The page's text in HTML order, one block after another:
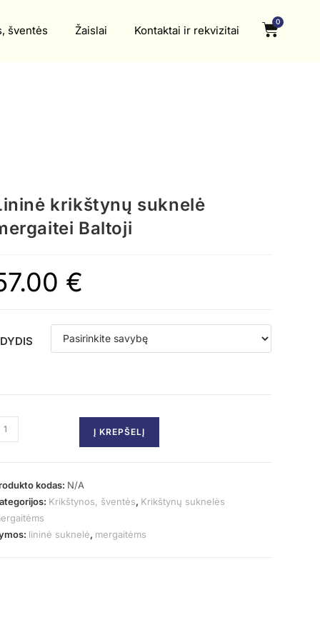
šventės Žaislai Kontaktai ir rekvizitai
0
krikštynų suknelė
Baltoji
€
DYDIS
Į KREPŠELĮ
kodas: N/A
Krikštynos, šventės, Krikštynų suknelės
lininė suknelė, mergaitėms